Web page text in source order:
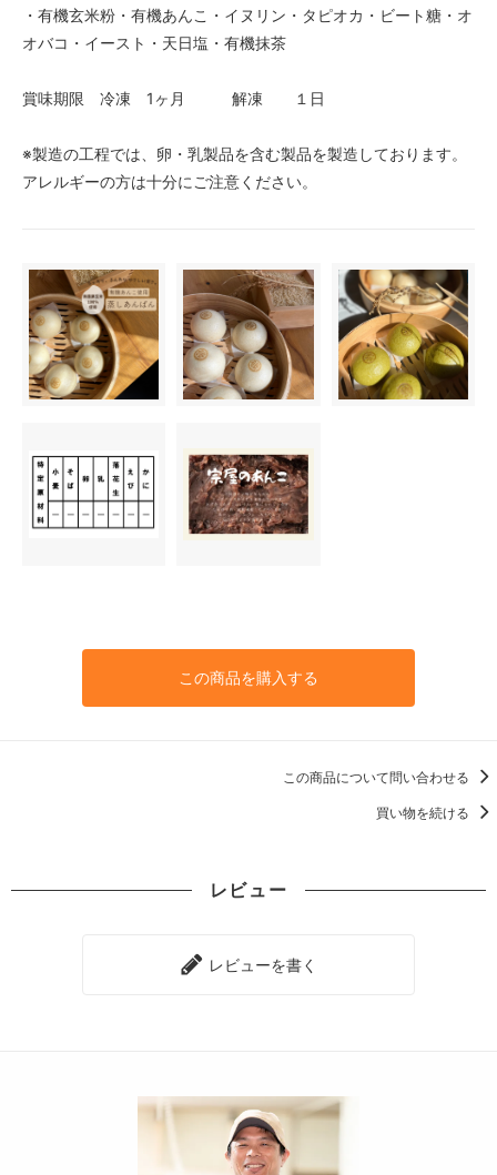
・有機玄米粉・有機あんこ・イヌリン・タピオカ・ビート糖・オ
オバコ・イースト・天日塩・有機抹茶
賞味期限 冷凍 1ヶ月 解凍 １日
※製造の工程では、卵・乳製品を含む製品を製造しております。
アレルギーの方は十分にご注意ください。
この商品を購入する
この商品について問い合わせる
買い物を続ける
レビュー
レビューを書く